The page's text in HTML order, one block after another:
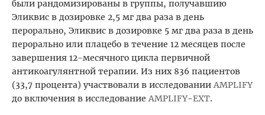
были рандомизированы в группы, получавшию
Эликвис в дозировке 2,5 мг два раза в день
перорально, Эликвис в дозировке 5 мг два раза в день
перорально или плацебо в течение 12 месяцев после
завершения 12-месячного цикла первичной
антикоагулянтной терапии. Из них 836 пациентов
(33,7 процента) участвовали в исследованииAMPLIFY
до включения в исследованиеAMPLIFY-EXT.